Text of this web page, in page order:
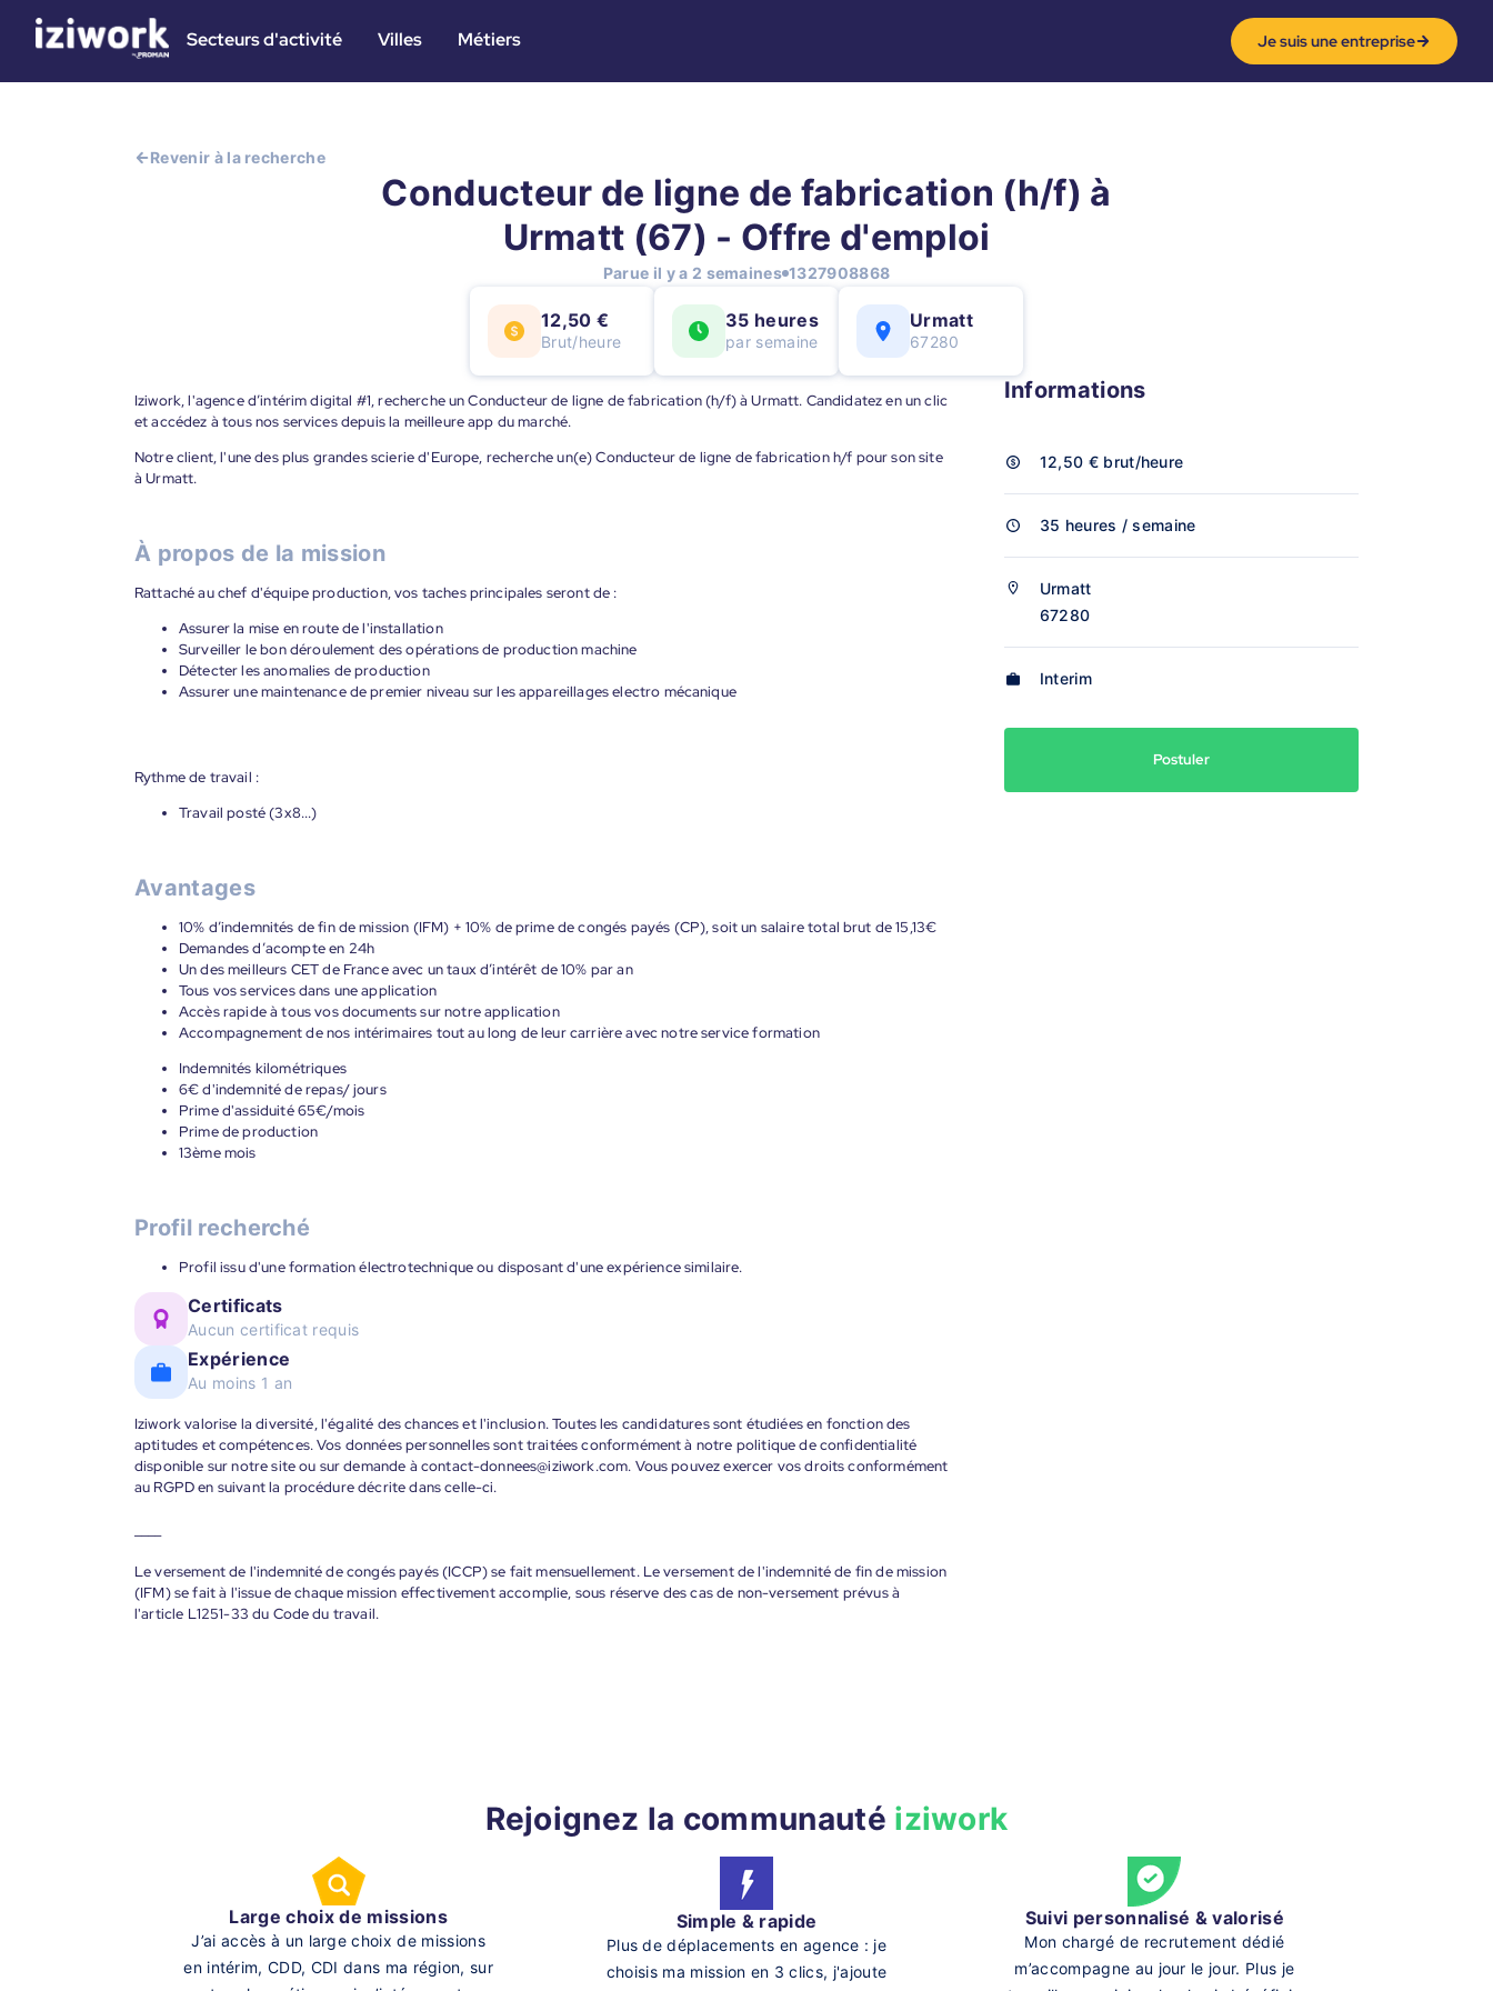
Secteurs d'activité Villes Métiers Je suis une entreprise
Revenir à la recherche
Conducteur de ligne de fabrication (h/f) à
Urmatt (67) - Offre d'emploi
Parue il y a 2 semaines 1327908868
12,50 €
Brut/heure
35 heures
par semaine
Urmatt
67280
Iziwork, l'agence d’intérim digital #1, recherche un Conducteur de ligne de fabrication (h/f) à Urmatt. Candidatez en un clic
et accédez à tous nos services depuis la meilleure app du marché.
Notre client, l'une des plus grandes scierie d'Europe, recherche un(e) Conducteur de ligne de fabrication h/f pour son site
à Urmatt.
À propos de la mission
Rattaché au chef d'équipe production, vos taches principales seront de :
Assurer la mise en route de l'installation
Surveiller le bon déroulement des opérations de production machine
Détecter les anomalies de production
Assurer une maintenance de premier niveau sur les appareillages electro mécanique
Rythme de travail :
Travail posté (3x8...)
Avantages
10% d’indemnités de fin de mission (IFM) + 10% de prime de congés payés (CP), soit un salaire total brut de 15,13€
Demandes d’acompte en 24h
Un des meilleurs CET de France avec un taux d’intérêt de 10% par an
Tous vos services dans une application
Accès rapide à tous vos documents sur notre application
Accompagnement de nos intérimaires tout au long de leur carrière avec notre service formation
Indemnités kilométriques
6€ d'indemnité de repas/ jours
Prime d'assiduité 65€/mois
Prime de production
13ème mois
Profil recherché
Profil issu d'une formation électrotechnique ou disposant d'une expérience similaire.
Certificats
Aucun certificat requis
Expérience
Au moins 1 an
Iziwork valorise la diversité, l'égalité des chances et l'inclusion. Toutes les candidatures sont étudiées en fonction des
aptitudes et compétences. Vos données personnelles sont traitées conformément à notre politique de confidentialité
disponible sur notre site ou sur demande à contact-donnees@iziwork.com. Vous pouvez exercer vos droits conformément
au RGPD en suivant la procédure décrite dans celle-ci.
Le versement de l'indemnité de congés payés (ICCP) se fait mensuellement. Le versement de l'indemnité de fin de mission
(IFM) se fait à l'issue de chaque mission effectivement accomplie, sous réserve des cas de non-versement prévus à
l'article L1251-33 du Code du travail.
Informations
12,50 € brut/heure
35 heures / semaine
Urmatt
67280
Interim
Postuler
Rejoignez la communauté iziwork
Large choix de missions
J’ai accès à un large choix de missions
en intérim, CDD, CDI dans ma région, sur
Simple & rapide
Plus de déplacements en agence : je
choisis ma mission en 3 clics, j'ajoute
Suivi personnalisé & valorisé
Mon chargé de recrutement dédié
m’accompagne au jour le jour. Plus je